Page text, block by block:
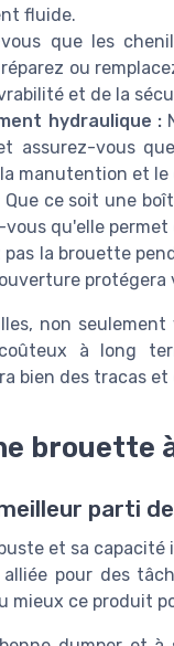
fluide.
que les
ou
et de la
hydraulique :
assurez-vous
manutention et le
Que ce soit une
qu'elle
la brouette
non
à long
bien des tracas et
brouette
parti
et sa
pour des
mieux ce produit